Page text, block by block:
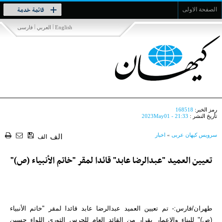
الصفحة الاولى قائمة خدمة
Toggle
navigation
فارسی | العربي | English
رمز الخبر: 168518
تأريخ النشر : 2023May01 - 21:33
سرویس کیهان عربی » اخبار الف الف
تعيين العميد "عبدالرضا عابد" قائدا لمقر "خاتم الأنبياء (ص)"
طهران/فارس:- تم تعيين العميد عبدالرضا عابد قائدا لمقر "خاتم الأنبياء
(ص)" للبناء والاعمار بقرار من القائد العام للحرس الثوري اللواء حسين